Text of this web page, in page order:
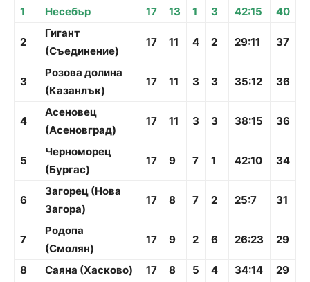
1
Несебър 17 13 1 3 42:15 40
2
Гигант
(Съединение)
17 11 4 2 29:11 37
3
Розова долина
(Казанлък)
17 11 3 3 35:12 36
4
Асеновец
(Асеновград)
17 11 3 3 38:15 36
5
Черноморец
(Бургас)
17 9 7 1 42:10 34
6
Загорец (Нова
Загора)
17 8 7 2 25:7 31
7
Родопа
(Смолян)
17 9 2 6 26:23 29
8 Саяна (Хасково) 17 8 5 4 34:14 29